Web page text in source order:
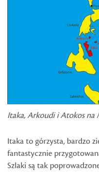
Itaka, Arkoudi i Atokos na
Itaka to górzysta, bardzo
fantastycznie
Szlaki są tak